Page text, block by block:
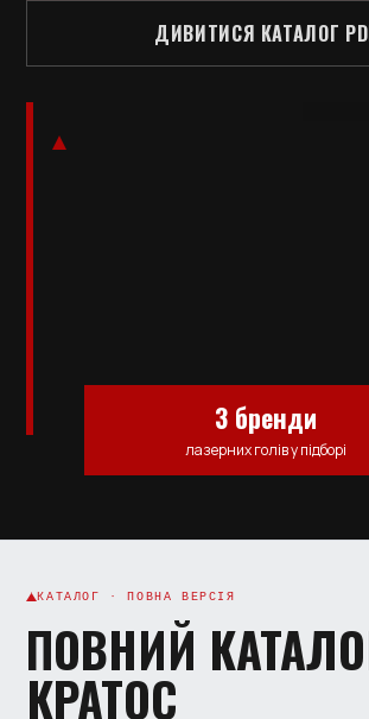
ДИВИТИСЯ КАТАЛОГ
3 бренди
лазерних голів у підборі
КАТАЛОГ · ПОВНА ВЕРСІЯ
ПОВНИЙ
КРАТОС